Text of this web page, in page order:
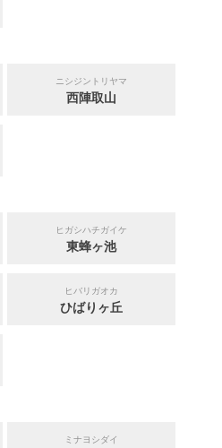
ニシジントリヤマ
西陣取山
ヒガシハチガイケ
東蜂ヶ池
ヒバリガオカ
ひばりヶ丘
ミナヨシダイ